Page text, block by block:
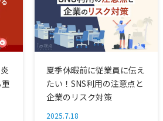
夏季休暇前に従業員に伝え
たい！SNS利用の注意点と
企業のリスク対策
2025.7.18